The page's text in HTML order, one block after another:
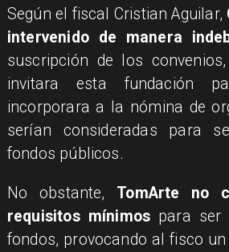
​Según el fiscal Cristian Aguilar,
intervenido de manera
suscripción de los
invitara esta fundación
incorporara a la nómina de
serían consideradas para
fondos públicos.
No obstante, TomArte no
requisitos mínimos para ser
fondos, provocando al fisco